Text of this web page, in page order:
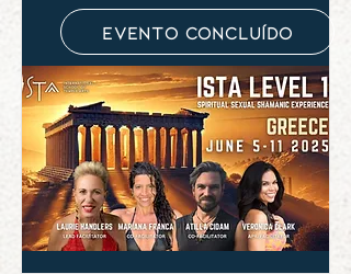
evento concluído